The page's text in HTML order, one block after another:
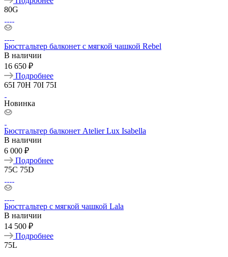
80G
Бюстгальтер балконет с мягкой чашкой Rebel
В наличии
16 650 ₽
Подробнее
65I 70H 70I 75I
Новинка
Бюстгальтер балконет Atelier Lux Isabella
В наличии
6 000 ₽
Подробнее
75C 75D
Бюстгальтер с мягкой чашкой Lala
В наличии
14 500 ₽
Подробнее
75L